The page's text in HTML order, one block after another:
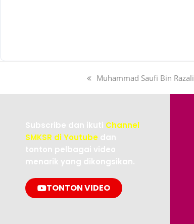
Muhammad Saufi Bin Razali
Subscribe dan ikuti Channel
SMKSR di Youtube dan
tonton pelbagai video
menarik yang dikongsikan.
TONTON VIDEO